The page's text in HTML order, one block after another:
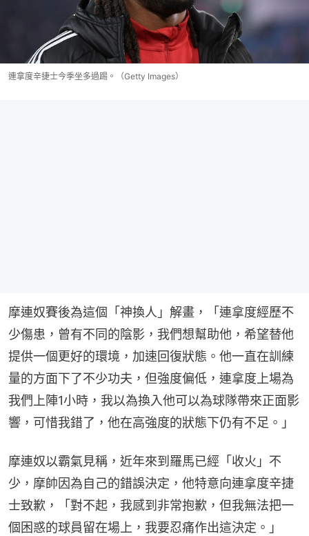
連拿度辛捷士今季坐多過踢。（Getty Images）
摩連奴賽後為這個「神換人」解畫，「連拿度經歷不
少傷患，曾有不同的陰影，我們想幫助他，希望替他
提供一個更好的環境，加速回復狀態。他一直在訓練
量的方面下了不少功夫，但強度偏低，連拿度上場為
我們上陣1小時，我以為換入他可以為球隊帶來正面影
響，可惜我錯了，他在高強度的狀態下仍有不足。」
摩連奴以霸氣見稱，近年來到羅馬已經「收火」不
少，摩帥因為自己的錯誤決定，他特意向連拿度辛捷
士致歉，「對不起，我感到非常抱歉，但我無法把一
個困惑的球員留在場上，我要忍痛作出這決定。」